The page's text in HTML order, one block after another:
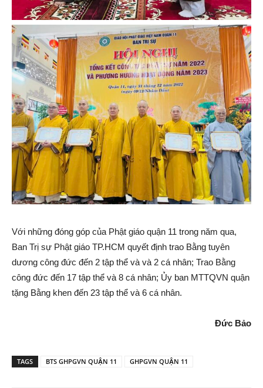
Với những đóng góp của Phật giáo quận 11 trong năm qua,
Ban Trị sự Phật giáo TP.HCM quyết định trao Bằng tuyên
dương công đức đến 2 tập thể và và 2 cá nhân; Trao Bằng
công đức đến 17 tập thể và 8 cá nhân; Ủy ban MTTQVN quận
tặng Bằng khen đến 23 tập thể và 6 cá nhân.
Đức Bảo
TAGS BTS GHPGVN QUẬN 11 GHPGVN QUẬN 11